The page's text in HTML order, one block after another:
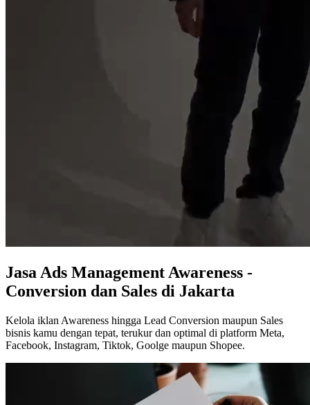
Jasa Ads Management Awareness -
Conversion dan Sales di Jakarta
Kelola iklan Awareness hingga Lead Conversion maupun Sales
bisnis kamu dengan tepat, terukur dan optimal di platform Meta,
Facebook, Instagram, Tiktok, Goolge maupun Shopee.